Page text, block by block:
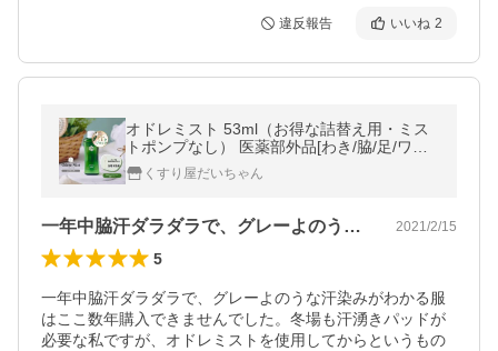
違反報告 いいね 2
オドレミスト 53ml（お得な詰替え用・ミス
トポンプなし） 医薬部外品[わき/脇/足/ワキ
ガ/加齢臭/無香料] 汗対策♪OD-NP odoremis
t
くすり屋だいちゃん
一年中脇汗ダラダラで、グレーよのうな汗… 2021/2/15
5
一年中脇汗ダラダラで、グレーよのうな汗染みがわかる服
はここ数年購入できませんでした。冬場も汗湧きパッドが
必要な私ですが、オドレミストを使用してからというもの